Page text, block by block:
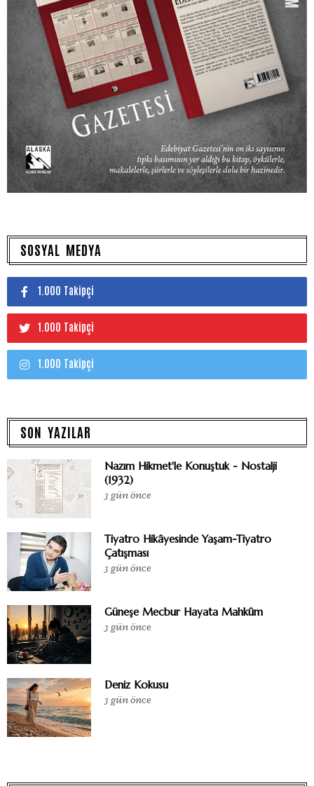
SOSYAL MEDYA
1.000 Takipçi
1.000 Takipçi
1.000 Takipçi
SON YAZILAR
Nazım Hikmet'le Konuştuk - Nostalji
(1932)
3 gün önce
Tiyatro Hikâyesinde Yaşam-Tiyatro
Çatışması
3 gün önce
Güneşe Mecbur Hayata Mahkûm
3 gün önce
Deniz Kokusu
3 gün önce